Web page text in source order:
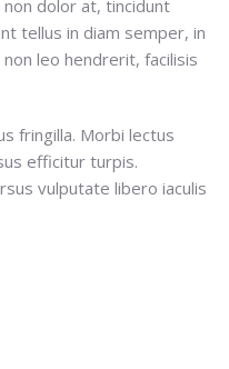
dolor at, tincidunt
tellus in diam semper, in
leo hendrerit, facilisis
fringilla. Morbi lectus
efficitur turpis.
vulputate libero iaculis